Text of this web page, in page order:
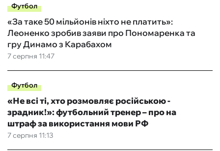
Футбол
7 серпня 11:47
«За таке 50 мільйонів ніхто не платить»:
Леоненко зробив заяви про Пономаренка та
гру Динамо з Карабахом
Футбол
7 серпня 11:13
«Не всі ті, хто розмовляє російською -
зрадник!»: футбольний тренер – про на
штраф за використання мови РФ